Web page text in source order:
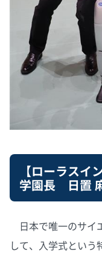
【ローラス
学園長 日置
日本で唯一のサイ
して、入学式という